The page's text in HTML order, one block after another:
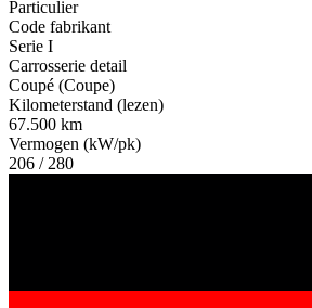
Particulier
Code fabrikant
Serie I
Carrosserie detail
Coupé (Coupe)
Kilometerstand (lezen)
67.500 km
Vermogen (kW/pk)
206 / 280